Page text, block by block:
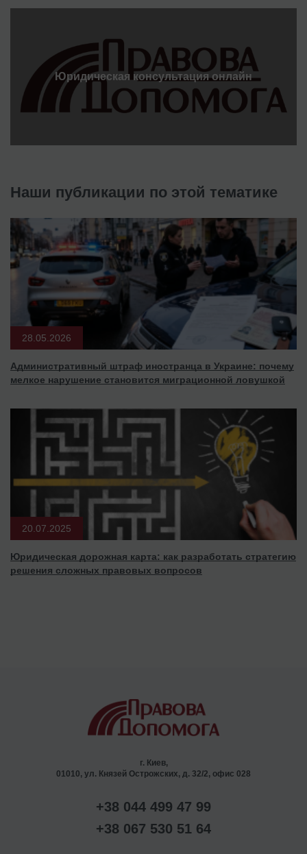
Юридическая консультация онлайн
Наши публикации по этой тематике
28.05.2026
Административный штраф иностранца в Украине: почему
мелкое нарушение становится миграционной ловушкой
20.07.2025
Юридическая дорожная карта: как разработать стратегию
решения сложных правовых вопросов
г. Киев,
01010, ул. Князей Острожских, д. 32/2, офис 028
+38 044 499 47 99
+38 067 530 51 64